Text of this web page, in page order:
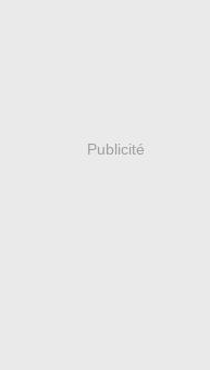
Publicité